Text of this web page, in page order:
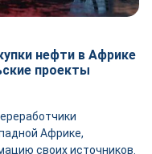
нефти в Африке
проекты
Африке,
своих источников.